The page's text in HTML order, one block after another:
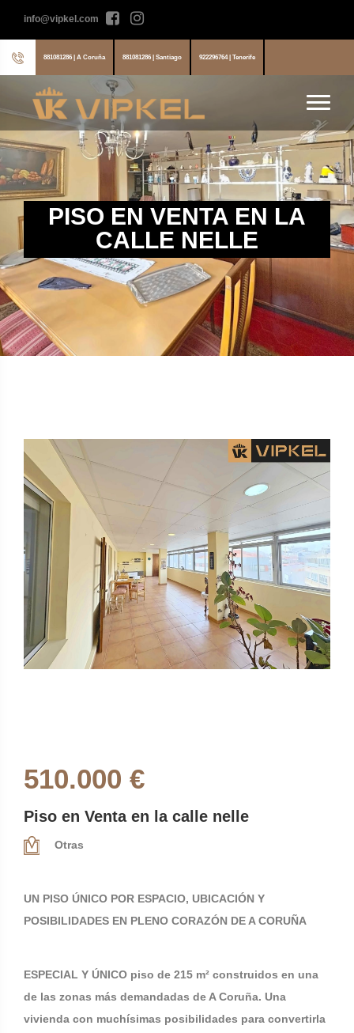
info@vipkel.com
881081286 | A Coruña 881081286 | Santiago 922296764 | Tenerife
PISO EN VENTA EN LA
CALLE NELLE
510.000 €
Piso en Venta en la calle nelle
Otras
UN PISO ÚNICO POR ESPACIO, UBICACIÓN Y
POSIBILIDADES EN PLENO CORAZÓN DE A CORUÑA
ESPECIAL Y ÚNICO piso de 215 m² construidos en una
de las zonas más demandadas de A Coruña. Una
vivienda con muchísimas posibilidades para convertirla